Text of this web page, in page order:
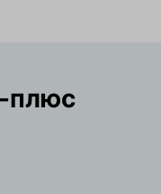
плюс